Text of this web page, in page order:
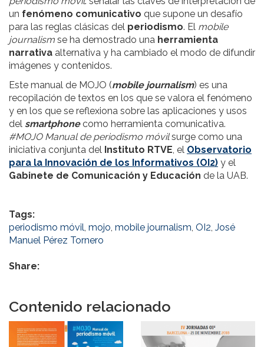
un fenómeno comunicativo que supone un desafío
para las reglas clásicas del periodismo. El mobile
journalism se ha demostrado una herramienta
narrativa alternativa y ha cambiado el modo de difundir
imágenes y contenidos.
Este manual de MOJO (mobile journalism) es una
recopilación de textos en los que se valora el fenómeno
y en los que se reflexiona sobre las aplicaciones y usos
del smartphonecomo herramienta comunicativa.
#MOJO Manual de periodismo móvilsurge como una
iniciativa conjunta del Instituto RTVE, el Observatorio
para la Innovación de los Informativos (OI2) y el
Gabinete de Comunicación y Educación de la UAB.
Tags:
periodismo móvil, mojo, mobile journalism, OI2, José
Manuel Pérez Tornero
Share:
Contenido relacionado